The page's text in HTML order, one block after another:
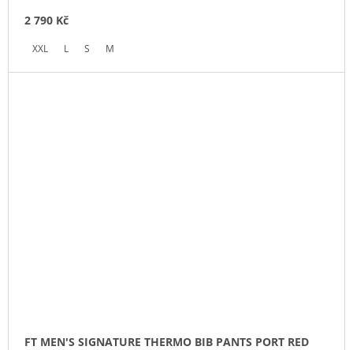
2 790 Kč
XXL L S M
FT MEN'S SIGNATURE THERMO BIB PANTS PORT RED